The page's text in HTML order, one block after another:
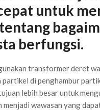
untuk
berfungsi.
transformer deret
partikel di penghambur
lebih besar untuk
wawasan yang